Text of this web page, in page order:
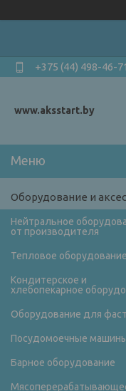
+375 (44) 498-46-71
www.aksstart.by
Оборудование и
Нейтральное
от производителя
Тепловое оборудование
Кондитерское и
хлебопекарное
Оборудование для
Посудомоечные
Барное оборудование